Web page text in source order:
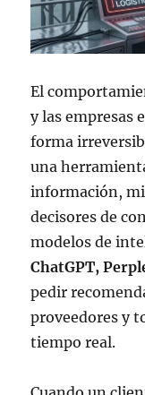
El
y las empresas
forma
una
información,
decisores de
modelos de
ChatGPT,
pedir
proveedores y
tiempo real.